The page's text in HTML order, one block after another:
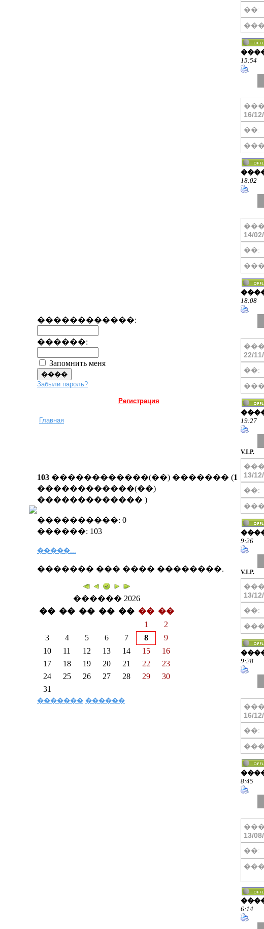
������������:
������:
Запомнить меня
Забыли пароль?
Регистрация
Главная
103 ������������(��) ������� (1
������������(��)
������������� )
����������: 0
������: 103
�����...
������� ��� ���� ��������.
������ 2026
�� �� �� �� �� �� ��
1
2
3
4 5 6 7 8
9
10
11 12 13 14 15
16
17
18 19 20 21 22
23
24
25 26 27 28 29
30
31
������� ������
��:
15:54
16/
��:
18:02
14/
��:
18:08
22/
��:
19:27
V.I.P.
13/
��:
9:26
V.I.P.
13/
��:
9:28
16/
��:
8:45
13/
��:
6:14